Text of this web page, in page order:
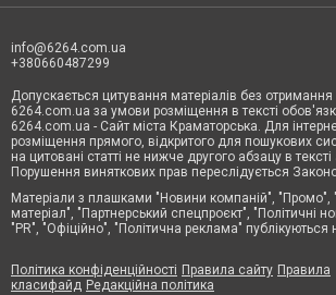
info@6264.com.ua
+380660487299
Допускається цитування матеріалів без
6264.com.ua за умови розміщення в тексті
6264.com.ua - Сайт міста Краматорська. Для
розміщення прямого, відкритого для пошукових
на цитовані статті не нижче другого абзацу в
Порушення виняткових прав переслідується
Матеріали з плашками "Новини компаній", "Промо",
матеріал", "Партнерський спецпроєкт", "Політичні
"PR", "Офіційно", "Політична реклама"
Політика конфіденційності Правила сайту Правила
класифайд Редакційна політика